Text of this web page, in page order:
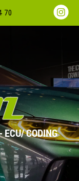
70
ECU/ CODING